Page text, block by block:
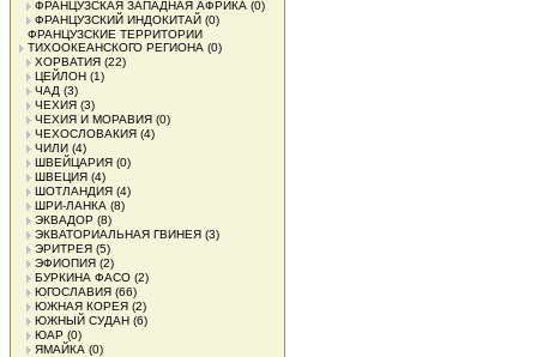
ФРАНЦУЗСКАЯ ЗАПАДНАЯ АФРИКА (0)
ФРАНЦУЗСКИЙ ИНДОКИТАЙ (0)
ФРАНЦУЗСКИЕ ТЕРРИТОРИИ
ТИХООКЕАНСКОГО РЕГИОНА (0)
ХОРВАТИЯ (22)
ЦЕЙЛОН (1)
ЧАД (3)
ЧЕХИЯ (3)
ЧЕХИЯ И МОРАВИЯ (0)
ЧЕХОСЛОВАКИЯ (4)
ЧИЛИ (4)
ШВЕЙЦАРИЯ (0)
ШВЕЦИЯ (4)
ШОТЛАНДИЯ (4)
ШРИ-ЛАНКА (8)
ЭКВАДОР (8)
ЭКВАТОРИАЛЬНАЯ ГВИНЕЯ (3)
ЭРИТРЕЯ (5)
ЭФИОПИЯ (2)
БУРКИНА ФАСО (2)
ЮГОСЛАВИЯ (66)
ЮЖНАЯ КОРЕЯ (2)
ЮЖНЫЙ СУДАН (6)
ЮАР (0)
ЯМАЙКА (0)